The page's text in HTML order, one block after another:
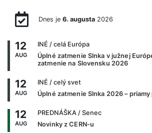
Dnes je 6. augusta2026
12
AUG
INÉ / celá Európa
Úplné zatmenie Slnka v južnej
zatmenie na Slovensku 2026
12
AUG
INÉ / celý svet
Úplné zatmenie Slnka 2026 –
12
AUG
PREDNÁŠKA / Senec
Novinky z CERN-u